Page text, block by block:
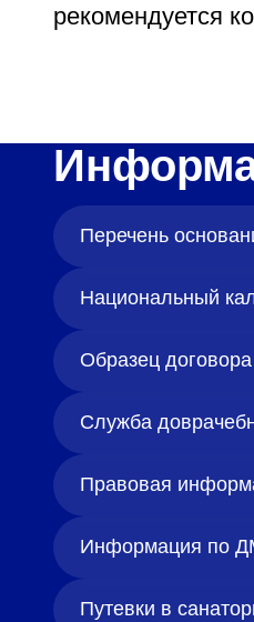
рекомендуется
Перечень
Национальный
Образец
Служба
Правовая
Информация по
Путевки в